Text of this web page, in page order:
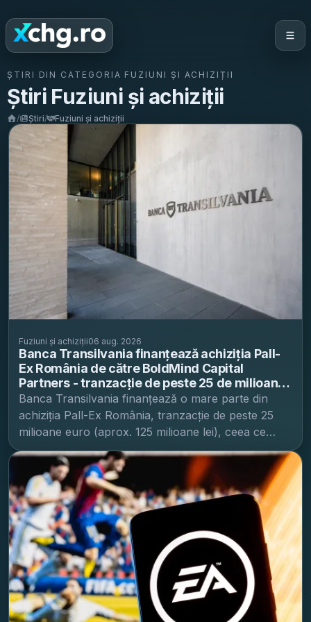
ȘTIRI DIN CATEGORIA FUZIUNI ȘI ACHIZIȚII
Știri Fuziuni și achiziții
/ Știri/ Fuziuni și achiziții
Fuziuni și achiziții06 aug. 2026
Banca Transilvania finanțează achiziția Pall-
Ex România de către BoldMind Capital
Partners - tranzacție de peste 25 de milioane
de euro
Banca Transilvania finanțează o mare parte din
achiziția Pall-Ex România, tranzacție de peste 25
milioane euro (aprox. 125 milioane lei), ceea ce
întărește rolul băncii în finanțarea operațiunilor de
fuziuni și achiziții și direcționează capital către
infrastructura logistică, un segment cu miză directă
pentru comerțul regional, potrivit Banca
Transilvania . Finanțarea susține preluarea Pall-Ex
România de către fondul de investiții românesc
BoldMind Capital Partners , BT precizând că
împrumutul asigură „o mare parte a resurselor
necesare” pentru tranzacția anunțată la o valoare
de peste 25 de milioane de euro. De ce contează:
capital pentru infrastructura logistică și comerț